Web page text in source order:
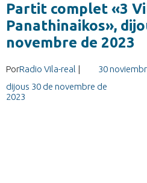
Partit complet «3
Panathinaikos»,
novembre de 2023
PorRadio Vila-real | 30